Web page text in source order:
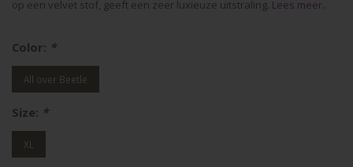
op een velvet stof, geeft een zeer luxieuze uitstraling. Lees meer..
Color: *
All over Beetle
Size: *
XL